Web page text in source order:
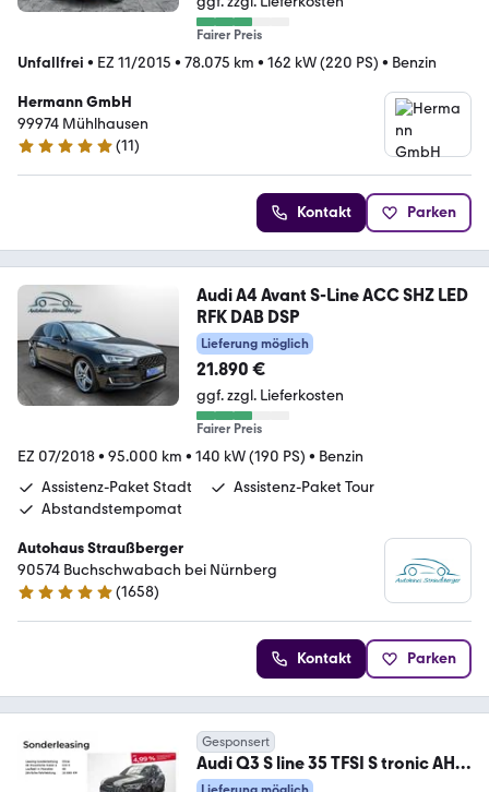
Fairer Preis
Unfallfrei • EZ 11/2015 • 78.075 km • 162 kW (220 PS) • Benzin
Hermann GmbH
99974 Mühlhausen
5 Sterne
(11)
Kontakt Parken
Audi A4 Avant S-Line ACC SHZ LED
RFK DAB DSP
Lieferung möglich
21.890 €
ggf. zzgl. Lieferkosten
Fairer Preis
EZ 07/2018• 95.000 km • 140 kW (190 PS) • Benzin
Assistenz-Paket Stadt
Assistenz-Paket Tour
Abstandstempomat
Autohaus Straußberger
90574 Buchschwabach bei Nürnberg
4.9 Sterne
(1658)
Kontakt Parken
Gesponsert
Audi Q3 S line 35 TFSI S tronic AHK
Stdhz. Matrix RFK